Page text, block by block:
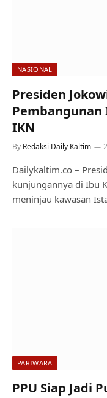
NASIONAL
Presiden
Pembangunan
IKN
By Redaksi Daily Kaltim
Dailykaltim.co –
kunjungannya di Ibu
meninjau kawasan
PARIWARA
PPU Siap Jadi